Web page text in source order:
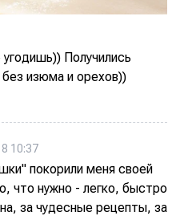
Получились
изюма и орехов))
10:37
покорили меня своей
что нужно - легко, быстро
за чудесные рецепты, за